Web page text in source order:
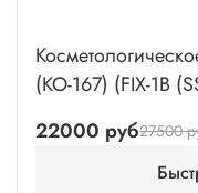
(КО-167) (FIX-1B
22000 руб27500